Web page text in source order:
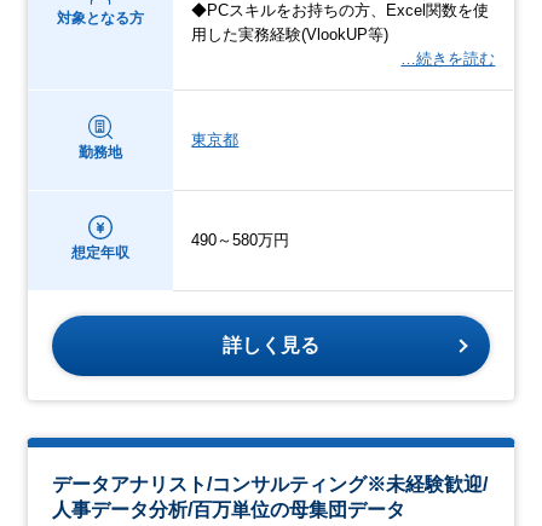
対象となる方
◆PCスキルをお持ちの方、Excel関数を使
用した実務経験(VlookUP等)
…続きを読む
勤務地
東京都
想定年収
490～580万円
詳しく見る
データアナリスト/コンサルティング※未経験歓迎/
人事データ分析/百万単位の母集団データ